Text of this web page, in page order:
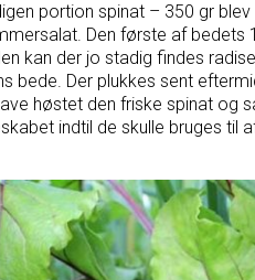
portion spinat – 350 gr
Den første af
kan der jo stadig findes
bede. Der plukkes sent
høstet den friske spinat og
indtil de skulle bruges til